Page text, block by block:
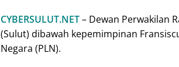
CYBERSULUT.NET– Dewan Perwakilan
(Sulut) dibawah kepemimpinan
Negara (PLN).